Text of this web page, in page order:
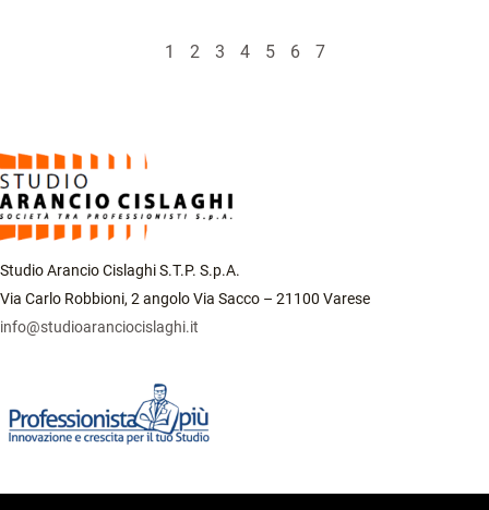
1 2 3 4 5 6 7
Studio Arancio Cislaghi S.T.P. S.p.A.
Via Carlo Robbioni, 2 angolo Via Sacco – 21100 Varese
info@studioaranciocislaghi.it